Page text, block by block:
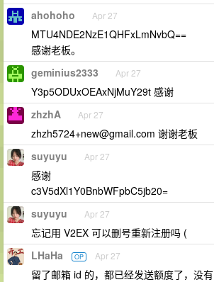
ahohoho Apr 27
MTU4NDE2NzE1QHFxLmNvbQ==
感谢老板。
geminius2333 Apr 27
Y3p5ODUxOEAxNjMuY29t 感谢
zhzhA Apr 27
zhzh5724+new@gmail.com 谢谢老板
suyuyu Apr 27
感谢
c3V5dXl1Y0BnbWFpbC5jb20=
suyuyu Apr 27
忘记用 V2EX 可以删号重新注册吗 (
LHaHa OP Apr 27
留了邮箱 id 的，都已经发送额度了，没